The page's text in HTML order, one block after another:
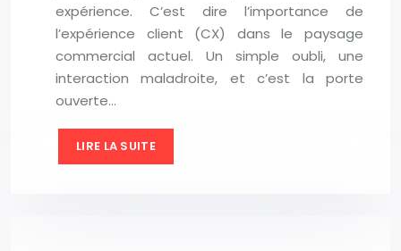
expérience. C’est dire l’importance de
l’expérience client (CX) dans le paysage
commercial actuel. Un simple oubli, une
interaction maladroite, et c’est la porte
ouverte…
LIRE LA SUITE